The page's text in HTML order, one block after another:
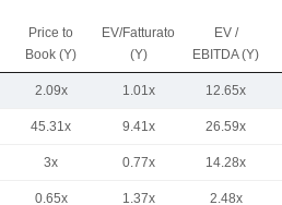
Price to
Book (Y)
EV/Fatturato
(Y)
EV /
EBITDA (Y)
2.09x 1.01x 12.65x
45.31x 9.41x 26.59x
3x 0.77x 14.28x
0.65x 1.37x 2.48x